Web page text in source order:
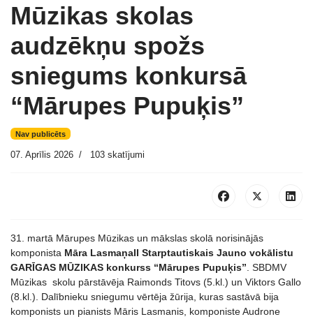
Mūzikas skolas
audzēkņu spožs
sniegums konkursā
“Mārupes Pupuķis”
Nav publicēts
07. Aprīlis 2026 103 skatījumi
31. martā Mārupes Mūzikas un mākslas skolā norisinājās
komponista Māra LasmaņaII Starptautiskais Jauno vokālistu
GARĪGAS MŪZIKAS konkurss “Mārupes Pupuķis” . SBDMV
Mūzikas skolu pārstāvēja Raimonds Titovs (5.kl.) un Viktors Gallo
(8.kl.). Dalībnieku sniegumu vērtēja žūrija, kuras sastāvā bija
komponists un pianists Māris Lasmanis, komponiste Audrone